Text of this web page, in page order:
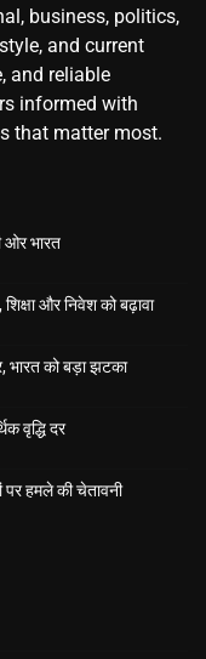
business, politics,
and current
and reliable
informed with
that matter most.
ओर भारत
और निवेश को बढ़ावा
भारत को बड़ा झटका
वृद्धि दर
पर हमले की चेतावनी